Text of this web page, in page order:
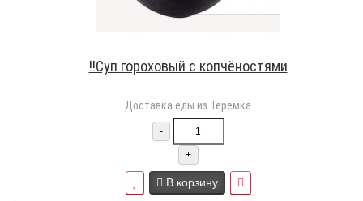
!!Суп гороховый с копчёностями
Доставка еды из Теремка
-
+
В корзину